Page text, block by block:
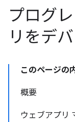
プログ
リをデ
このページの
概要
ウェブアプリ